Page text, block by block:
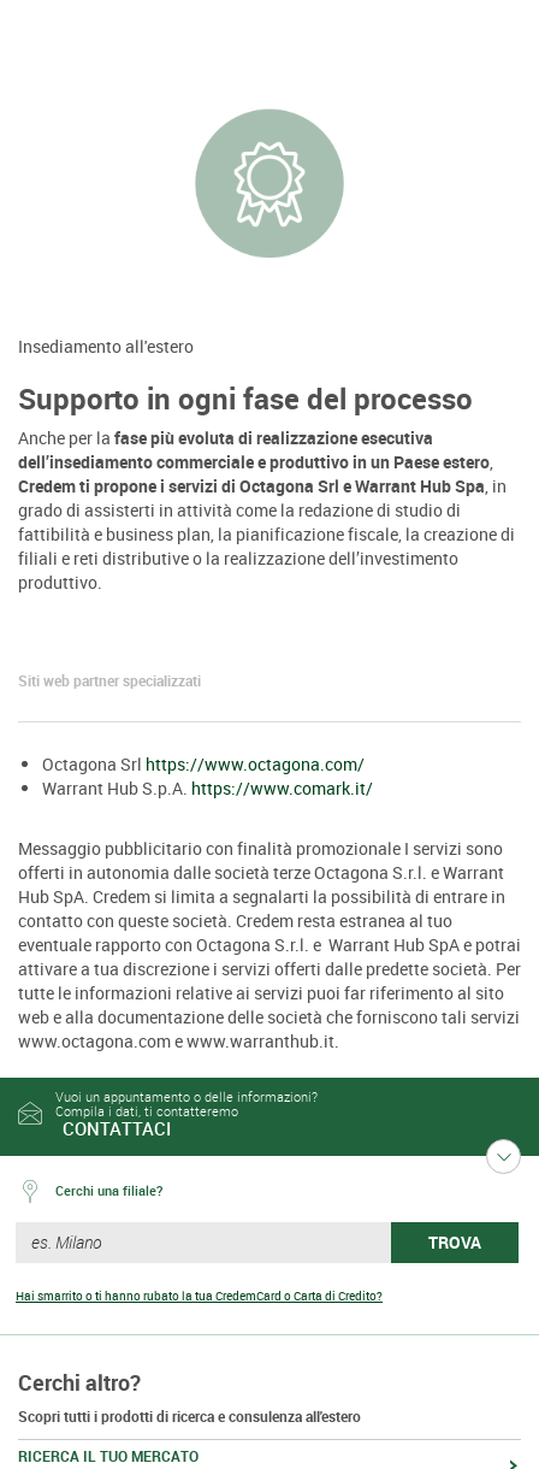
Insediamento all'estero
Supporto in ogni fase del processo
Anche per la fase più evoluta di realizzazione esecutiva
dell’insediamento commerciale e produttivo in un Paese estero,
Credem ti propone i servizi di Octagona Srl e Warrant Hub Spa, in
grado di assisterti in attività come la redazione di studio di
fattibilità e business plan, la pianificazione fiscale, la creazione di
filiali e reti distributive o la realizzazione dell’investimento
produttivo.
Siti web partner specializzati
Octagona Srl https://www.octagona.com/
Warrant Hub S.p.A. https://www.comark.it/
Messaggio pubblicitario con finalità promozionale I servizi sono
offerti in autonomia dalle società terze Octagona S.r.l. e Warrant
Hub SpA. Credem si limita a segnalarti la possibilità di entrare in
contatto con queste società. Credem resta estranea al tuo
eventuale rapporto con Octagona S.r.l. e Warrant Hub SpA e potrai
attivare a tua discrezione i servizi offerti dalle predette società. Per
tutte le informazioni relative ai servizi puoi far riferimento al sito
web e alla documentazione delle società che forniscono tali servizi
www.octagona.com e www.warranthub.it.
Vuoi un appuntamento o delle informazioni?
Compila i dati, ti contatteremo
CONTATTACI
Cerchi una filiale?
TROVA
Hai smarrito o ti hanno rubato la tua CredemCard o Carta di Credito?
Cerchi altro?
Scopri tutti i prodotti di ricerca e consulenza all'estero
RICERCA IL TUO MERCATO